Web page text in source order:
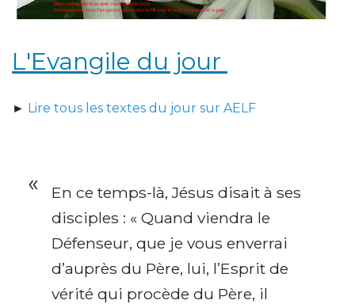
L'Evangile du jour
► Lire tous les textes du jour sur AELF
En ce temps-là, Jésus disait à ses
disciples : « Quand viendra le
Défenseur, que je vous enverrai
d’auprès du Père, lui, l’Esprit de
vérité qui procède du Père, il